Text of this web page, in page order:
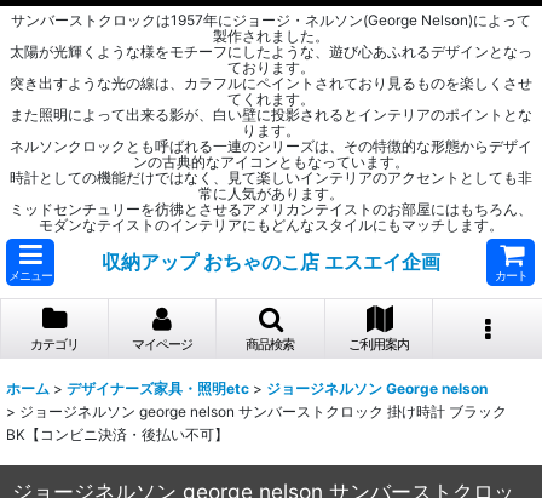
サンバーストクロックは1957年にジョージ・ネルソン(George Nelson)によって
製作されました。
太陽が光輝くような様をモチーフにしたような、遊び心あふれるデザインとなっ
ております。
突き出すような光の線は、カラフルにペイントされており見るものを楽しくさせ
てくれます。
また照明によって出来る影が、白い壁に投影されるとインテリアのポイントとな
ります。
ネルソンクロックとも呼ばれる一連のシリーズは、その特徴的な形態からデザイ
ンの古典的なアイコンともなっています。
時計としての機能だけではなく、見て楽しいインテリアのアクセントとしても非
常に人気があります。
ミッドセンチュリーを彷彿とさせるアメリカンテイストのお部屋にはもちろん、
モダンなテイストのインテリアにもどんなスタイルにもマッチします。
メニュー
収納アップ おちゃのこ店 エスエイ企画
カート
カテゴリ マイページ 商品検索 ご利用案内
ホーム > デザイナーズ家具・照明etc > ジョージネルソン George nelson
> ジョージネルソン george nelson サンバーストクロック 掛け時計 ブラック
BK【コンビニ決済・後払い不可】
ジョージネルソン george nelson サンバーストクロッ